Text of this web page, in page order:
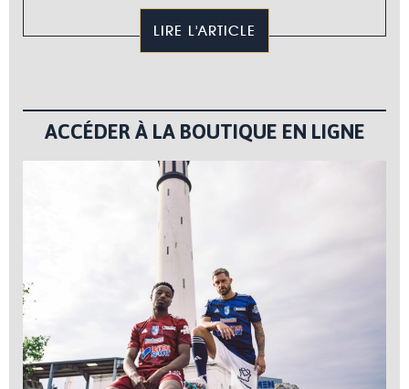
LIRE L'ARTICLE
ACCÉDER À LA BOUTIQUE EN LIGNE